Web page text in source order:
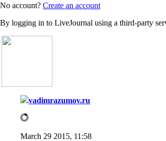
No account? Create an account
By logging in to LiveJournal using a third-party
vadimrazumov.ru
March 29 2015, 11:58